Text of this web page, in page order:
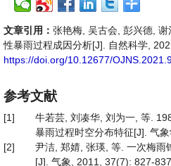
文章引用： 张艳梅, 吴古会, 彭兴德,
性暴雨过程成因分析[J]. 自然科学,
https://doi.org/10.12677/
参考文献
[1]
牛若芸, 刘凑华, 刘为一, 等.
暴雨过程时空分布特征[J]. 气
[2]
尹洁, 郑婧, 张瑛, 等. 一次梅雨
[J]. 气象, 2011, 37(7): 827-837.